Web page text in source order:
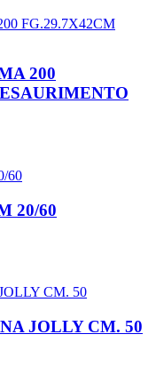
200
20/60
JOLLY CM. 50